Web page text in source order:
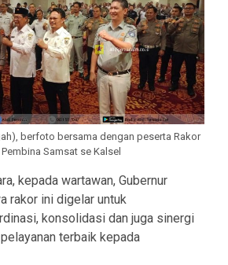
berfoto bersama dengan peserta Rakor
Samsat se Kalsel
kepada wartawan, Gubernur
rakor ini digelar untuk
konsolidasi dan juga sinergi
terbaik kepada